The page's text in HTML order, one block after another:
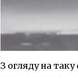
З огляду на